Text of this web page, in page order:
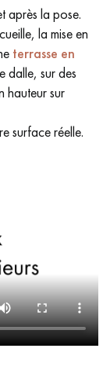
après la pose.
la mise en
terrasse en
dalle, sur des
hauteur sur
surface réelle.